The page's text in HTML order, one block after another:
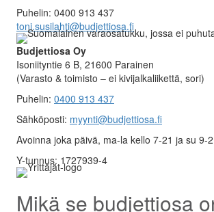
Puhelin: 0400 913 437
toni.susilahti@budjettiosa.fi
Budjettiosa Oy
Isoniityntie 6 B, 21600 Parainen
(Varasto & toimisto – ei kivijalkaliikettä, sori)
Puhelin: 0400 913 437
Sähköposti: myynti@budjettiosa.fi
Avoinna joka päivä, ma-la kello 7-21 ja su 9-
Y-tunnus: 1727939-4
Mikä se budjettiosa